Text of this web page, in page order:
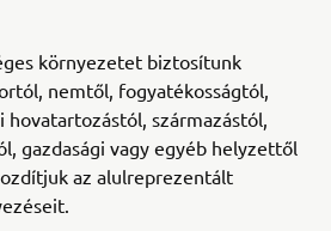
környezetet biztosítunk
nemtől, fogyatékosságtól,
származástól,
gazdasági vagy egyéb helyzettől
az alulreprezentált